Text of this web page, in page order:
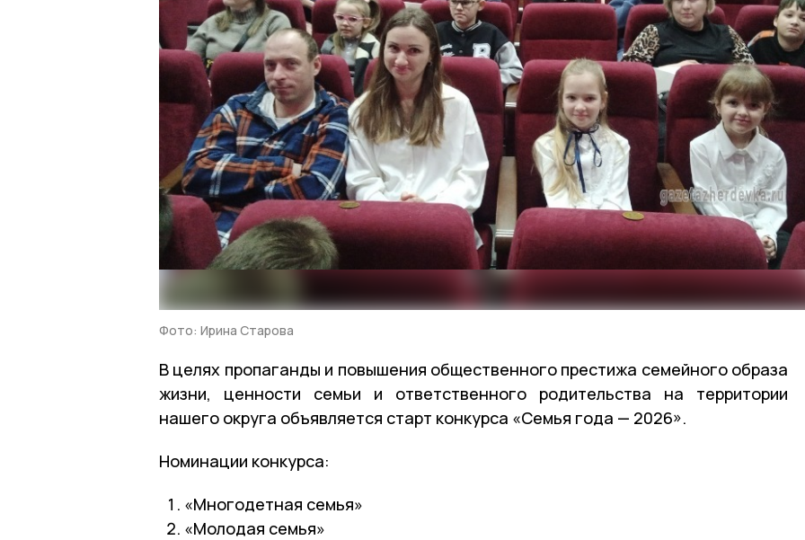
Фото: Ирина Старова
В целях пропаганды и повышения общественного престижа семейного образа
жизни, ценности семьи и ответственного родительства на территории
нашего округа объявляется старт конкурса «Семья года — 2026».
Номинации конкурса:
«Многодетная семья»
«Молодая семья»